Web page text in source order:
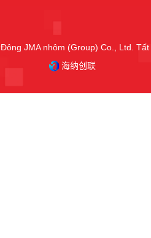
JMA nhôm (Group) Co., Ltd.
海纳创联